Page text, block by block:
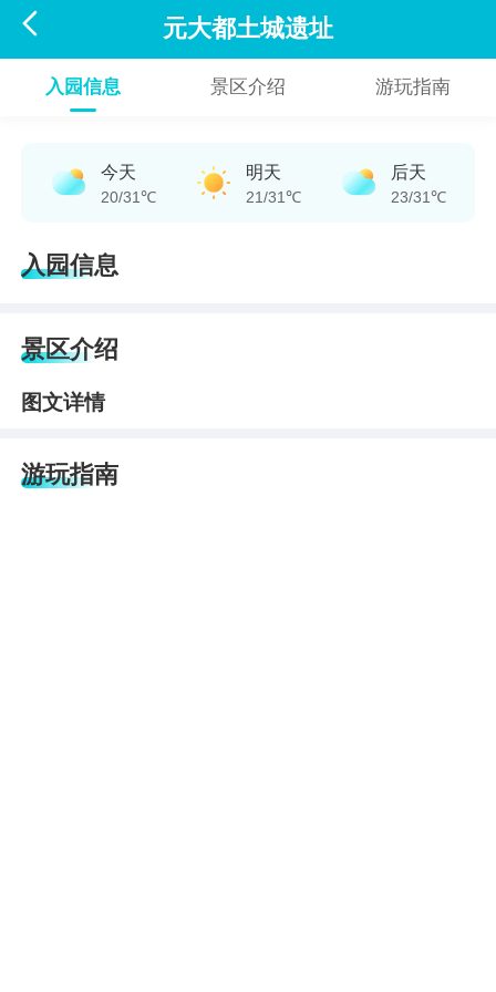
 元大都土城遗址
入园信息 景区介绍 游玩指南
今天
20/31℃
明天
21/31℃
后天
23/31℃
入园信息
景区介绍
图文详情
游玩指南